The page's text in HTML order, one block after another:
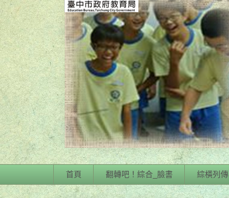
首頁 翻轉吧！綜合_臉書 綜橫列傳